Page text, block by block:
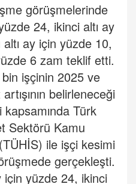
görüşmelerinde
24, ikinci altı ay
ay için yüzde 10,
6 zam teklif etti.
işçinin 2025 ve
belirleneceği
Türk
Sektörü Kamu
ile işçi kesimi
gerçekleşti.
için yüzde 24, ikinci